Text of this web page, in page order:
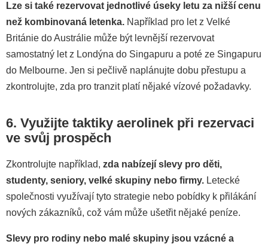
Lze si také rezervovat jednotlivé úseky letu za nižší cenu
než kombinovaná letenka. Například pro let z Velké
Británie do Austrálie může být levnější rezervovat
samostatný let z Londýna do Singapuru a poté ze Singapuru
do Melbourne. Jen si pečlivě naplánujte dobu přestupu a
zkontrolujte, zda pro tranzit platí nějaké vízové požadavky.
6. Využijte taktiky aerolinek při rezervaci
ve svůj prospěch
Zkontrolujte například, zda nabízejí slevy pro děti,
studenty, seniory, velké skupiny nebo firmy. Letecké
společnosti využívají tyto strategie nebo pobídky k přilákání
nových zákazníků, což vám může ušetřit nějaké peníze.
Slevy pro rodiny nebo malé skupiny jsou vzácné a